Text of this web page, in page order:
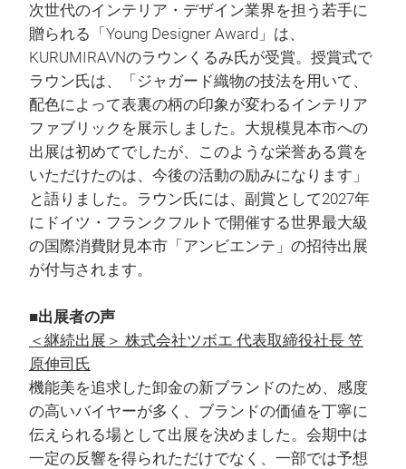
次世代のインテリア・デザイン業界を担う若手に
贈られる「Young Designer Award」は、
KURUMIRAVNのラウンくるみ氏が受賞。授賞式で
ラウン氏は、「ジャガード織物の技法を用いて、
配色によって表裏の柄の印象が変わるインテリア
ファブリックを展示しました。大規模見本市への
出展は初めてでしたが、このような栄誉ある賞を
いただけたのは、今後の活動の励みになります」
と語りました。ラウン氏には、副賞として2027年
にドイツ・フランクフルトで開催する世界最大級
の国際消費財見本市「アンビエンテ」の招待出展
が付与されます。
■出展者の声
＜継続出展＞ 株式会社ツボエ 代表取締役社長 笠
原伸司氏
機能美を追求した卸金の新ブランドのため、感度
の高いバイヤーが多く、ブランドの価値を丁寧に
伝えられる場として出展を決めました。会期中は
一定の反響を得られただけでなく、一部では予想